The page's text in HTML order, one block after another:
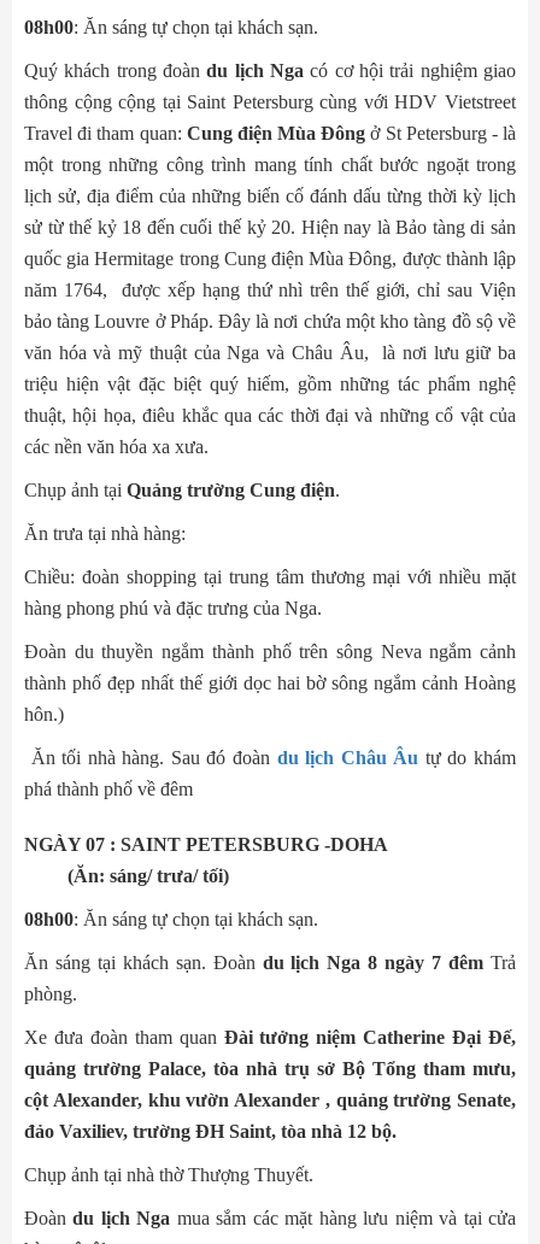
08h00: Ăn sáng tự chọn tại khách sạn.
Quý khách trong đoàndu lịch Nga có cơ hội trải nghiệm giao
thông cộng cộng tại Saint Petersburg cùng với HDV Vietstreet
Travel đi tham quan: Cung điện Mùa Đông ở St Petersburg - là
một trong những công trình mang tính chất bước ngoặt trong
lịch sử, địa điểm của những biến cố đánh dấu từng thời kỳ lịch
sử từ thế kỷ 18 đến cuối thế kỷ 20. Hiện nay là Bảo tàng di sản
quốc gia Hermitage trong Cung điện Mùa Đông, được thành lập
năm 1764, được xếp hạng thứ nhì trên thế giới, chỉ sau Viện
bảo tàng Louvre ở Pháp. Đây là nơi chứa một kho tàng đồ sộ về
văn hóa và mỹ thuật của Nga và Châu Âu, là nơi lưu giữ ba
triệu hiện vật đặc biệt quý hiếm, gồm những tác phẩm nghệ
thuật, hội họa, điêu khắc qua các thời đại và những cổ vật của
các nền văn hóa xa xưa.
Chụp ảnh tại Quảng trường Cung điện.
Ăn trưa tại nhà hàng:
Chiều: đoàn shopping tại trung tâm thương mại với nhiều mặt
hàng phong phú và đặc trưng của Nga.
Đoàn du thuyền ngắm thành phố trên sông Neva ngắm cảnh
thành phố đẹp nhất thế giới dọc hai bờ sông ngắm cảnh Hoàng
hôn.)
Ăn tối nhà hàng. Sau đó đoàn du lịch Châu Âu tự do khám
phá thành phố về đêm
NGÀY 07 : SAINT PETERSBURG -DOHA
(Ăn: sáng/ trưa/ tối)
08h00: Ăn sáng tự chọn tại khách sạn.
Ăn sáng tại khách sạn. Đoàn du lịch Nga 8 ngày 7 đêmTrả
phòng.
Xe đưa đoàn tham quan Đài tưởng niệm Catherine Đại Đế,
quảng trường Palace, tòa nhà trụ sở Bộ Tổng tham mưu,
cột Alexander, khu vườn Alexander , quảng trường Senate,
đảo Vaxiliev, trường ĐH Saint, tòa nhà 12 bộ.
Chụp ảnh tại nhà thờ Thượng Thuyết.
Đoàndu lịch Nga mua sắm các mặt hàng lưu niệm và tại cửa